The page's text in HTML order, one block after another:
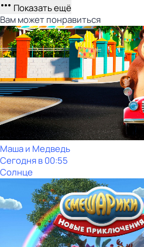
Показать ещё
Вам может понравиться
Маша и Медведь
Сегодня в 00:55
Солнце